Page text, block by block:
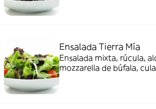
Ensalada Tierra Mía
Ensalada mixta, rúcula,
mozzarella de búfala,